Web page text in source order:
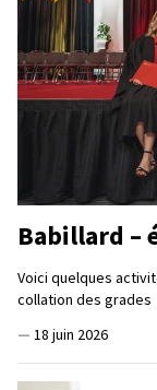
Babillard –
Voici quelques
collation des grades
— 18 juin 2026